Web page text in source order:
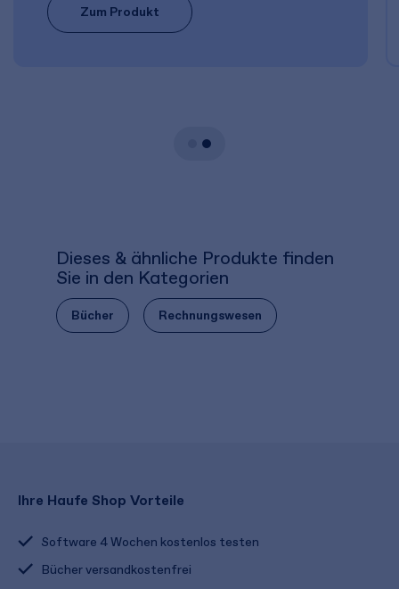
Zum Produkt
Dieses & ähnliche Produkte finden
Sie in den Kategorien
Bücher Rechnungswesen
Ihre Haufe Shop Vorteile
Software 4 Wochen kostenlos testen
Bücher versandkostenfrei